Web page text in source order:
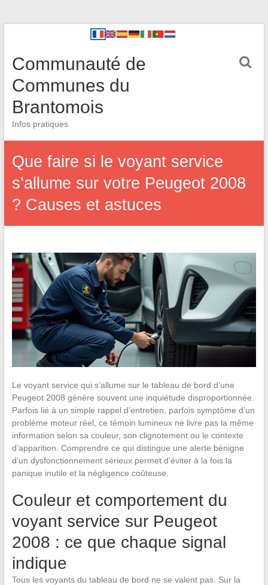
Communauté de
Communes du
Brantomois
Infos pratiques
Que faire si le voyant service
s’allume sur votre Peugeot 2008
? Causes et astuces
Le voyant service qui s’allume sur le tableau de bord d’une
Peugeot 2008 génère souvent une inquiétude disproportionnée.
Parfois lié à un simple rappel d’entretien, parfois symptôme d’un
problème moteur réel, ce témoin lumineux ne livre pas la même
information selon sa couleur, son clignotement ou le contexte
d’apparition. Comprendre ce qui distingue une alerte bénigne
d’un dysfonctionnement sérieux permet d’éviter à la fois la
panique inutile et la négligence coûteuse.
Couleur et comportement du
voyant service sur Peugeot
2008 : ce que chaque signal
indique
Tous les voyants du tableau de bord ne se valent pas. Sur la